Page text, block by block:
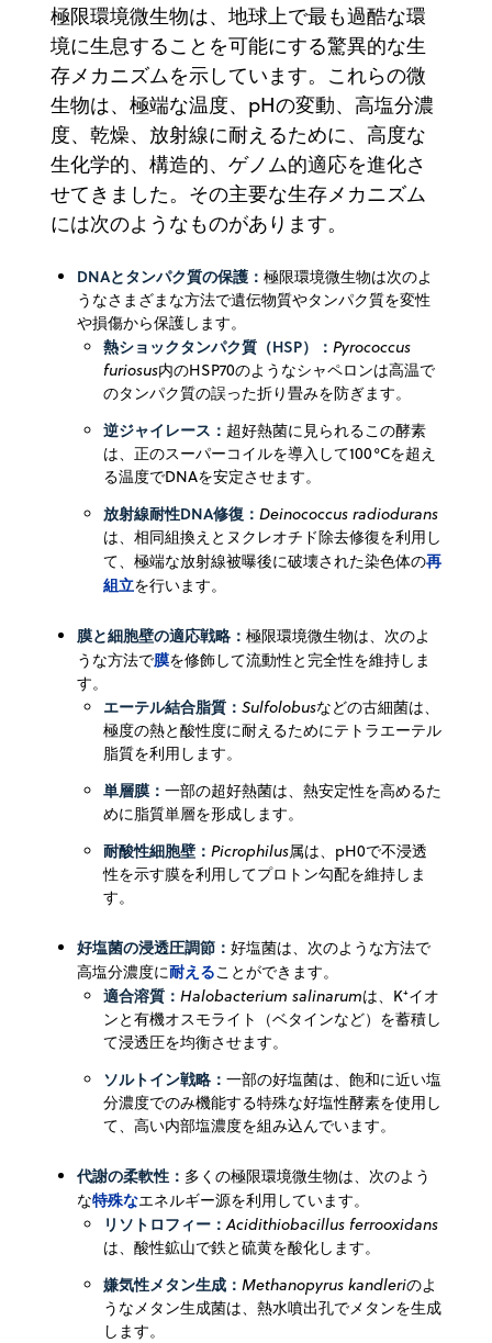
極限環境微生物は、地球上で最も過酷な環
境に生息することを可能にする驚異的な生
存メカニズムを示しています。これらの微
生物は、極端な温度、pHの変動、高塩分濃
度、乾燥、放射線に耐えるために、高度な
生化学的、構造的、ゲノム的適応を進化さ
せてきました。その主要な生存メカニズム
には次のようなものがあります。
DNAとタンパク質の保護： 極限環境微生物は次のよ
うなさまざまな方法で遺伝物質やタンパク質を変性
や損傷から保護します。
熱ショックタンパク質（HSP）： Pyrococcus
furiosus内のHSP70のようなシャペロンは高温で
のタンパク質の誤った折り畳みを防ぎます。
逆ジャイレース： 超好熱菌に見られるこの酵素
は、正のスーパーコイルを導入して100°Cを超え
る温度でDNAを安定させます。
放射線耐性DNA修復： Deinococcus radiodurans
は、相同組換えとヌクレオチド除去修復を利用し
て、極端な放射線被曝後に破壊された染色体の再
組立を行います。
膜と細胞壁の適応戦略： 極限環境微生物は、次のよ
うな方法で膜を修飾して流動性と完全性を維持しま
す。
エーテル結合脂質： Sulfolobusなどの古細菌は、
極度の熱と酸性度に耐えるためにテトラエーテル
脂質を利用します。
単層膜： 一部の超好熱菌は、熱安定性を高めるた
めに脂質単層を形成します。
耐酸性細胞壁： Picrophilus属は、pH0で不浸透
性を示す膜を利用してプロトン勾配を維持しま
す。
好塩菌の浸透圧調節： 好塩菌は、次のような方法で
高塩分濃度に耐えることができます。
適合溶質： Halobacterium salinarumは、K⁺イオ
ンと有機オスモライト（ベタインなど）を蓄積し
て浸透圧を均衡させます。
ソルトイン戦略： 一部の好塩菌は、飽和に近い塩
分濃度でのみ機能する特殊な好塩性酵素を使用し
て、高い内部塩濃度を組み込んでいます。
代謝の柔軟性： 多くの極限環境微生物は、次のよう
な特殊なエネルギー源を利用しています。
リソトロフィー：Acidithiobacillus ferrooxidans
は、酸性鉱山で鉄と硫黄を酸化します。
嫌気性メタン生成： Methanopyrus kandleriのよ
うなメタン生成菌は、熱水噴出孔でメタンを生成
します。